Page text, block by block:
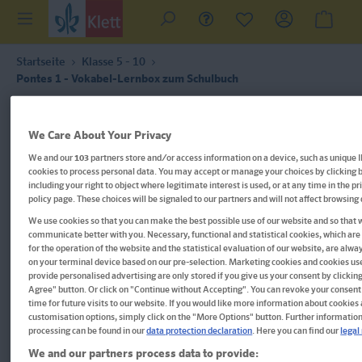
Startseite
Klasse 5 - 10
Pontes 1 - Vokabel-Lernbox zum Schulbuch
We Care About Your Privacy
We and our103partners store and/or access information on a device, such as unique
cookies to process personal data. You may accept or manage your choices by clicking
including your right to object where legitimate interest is used, or at any time in the
policy page. These choices will be signaled to our partners and will not affect browsing
We use cookies so that you can make the best possible use of our website and so that
communicate better with you. Necessary, functional and statistical cookies, which
for the operation of the website and the statistical evaluation of our website, are
on your terminal device based on our pre-selection. Marketing cookies and cookies
provide personalised advertising are only stored if you give us your consent by
Agree" button. Or click on "Continue without Accepting". You can revoke your
time for future visits to our website. If you would like more information about cookies
customisation options, simply click on the "More Options" button. Further
processing can be found in ourdata protection declaration . Here you can find our
We and our partners process data to provide: